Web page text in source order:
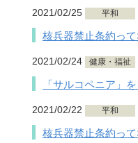
2021/02/25 平和
核兵器禁止条約っ
2021/02/24 健康・福祉
「サルコペニア」
2021/02/22 平和
核兵器禁止条約っ